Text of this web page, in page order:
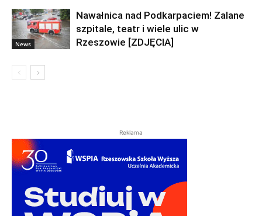
News
Nawałnica nad Podkarpaciem! Zalane
szpitale, teatr i wiele ulic w
Rzeszowie [ZDJĘCIA]
Reklama